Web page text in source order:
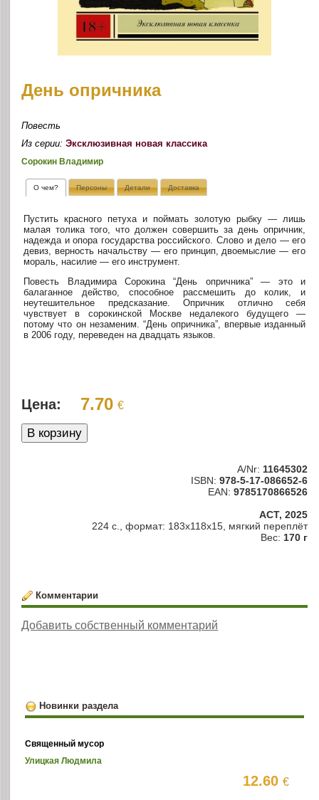
День опричника
Повесть
Из серии:Эксклюзивная новая классика
Сорокин Владимир
О чем? Персоны Детали Доставка
Пустить красного петуха и поймать золотую рыбку — лишь
малая толика того, что должен совершить за день опричник,
надежда и опора государства российского. Слово и дело — его
девиз, верность начальству — его принцип, двоемыслие — его
мораль, насилие — его инструмент.
Повесть Владимира Сорокина “День опричника” — это и
балаганное действо, способное рассмешить до колик, и
неутешительное предсказание. Опричник отлично себя
чувствует в сорокинской Москве недалекого будущего —
потому что он незаменим. “День опричника”, впервые изданный
в 2006 году, переведен на двадцать языков.
Цена: 7.70 €
A/Nr: 11645302
ISBN: 978-5-17-086652-6
EAN: 9785170866526
АСТ, 2025
224 с., формат: 183x118x15, мягкий переплёт
Вес: 170 г
Комментарии
Добавить собственный комментарий
Новинки раздела
Священный мусор
Улицкая Людмила
12.60€